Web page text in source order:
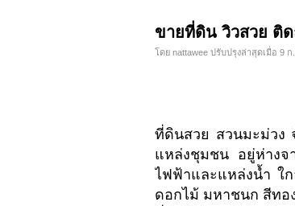
ขายที่ดิน วิวสวย ติ
โดย nattawee ปรับปรุงล่าสุดเมื่อ 9 ก.
ที่ดินสวย สวนมะม่วง
แหล่งชุมชน อยู่ห่างจ
ไฟฟ้าและแหล่งน้ำ ใ
ดอกไม้ มหาชนก สีทอ